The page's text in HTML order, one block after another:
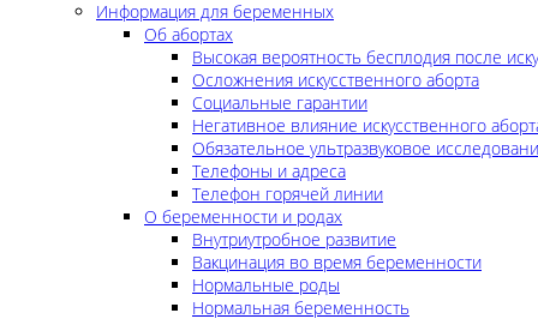
Информация для беременных
Об абортах
Высокая вероятность бесплодия после
Осложнения искусственного аборта
Социальные гарантии
Негативное влияние искусственного
Обязательное ультразвуковое
Телефоны и адреса
Телефон горячей линии
О беременности и родах
Внутриутробное развитие
Вакцинация во время беременности
Нормальные роды
Нормальная беременность